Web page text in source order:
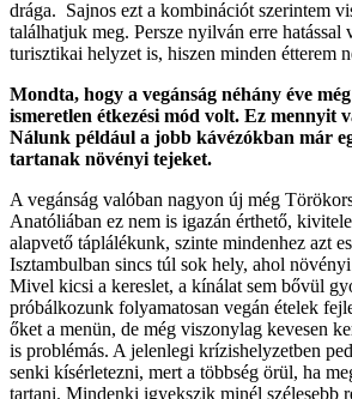
drága. Sajnos ezt a kombinációt szerintem
találhatjuk meg. Persze nyilván erre hatással
turisztikai helyzet is, hiszen minden étterem
Mondta, hogy a vegánság néhány éve
ismeretlen étkezési mód volt. Ez mennyit
Nálunk például a jobb kávézókban már
tartanak növényi tejeket.
A vegánság valóban nagyon új még
Anatóliában ez nem is igazán érthető,
alapvető táplálékunk, szinte mindenhez azt
Isztambulban sincs túl sok hely, ahol
Mivel kicsi a kereslet, a kínálat sem bővül
próbálkozunk folyamatosan vegán ételek
őket a menün, de még viszonylag kevesen
is problémás. A jelenlegi krízishelyzetben
senki kísérletezni, mert a többség örül, ha
tartani. Mindenki igyekszik minél szélesebb